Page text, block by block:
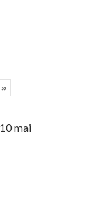
»
mai